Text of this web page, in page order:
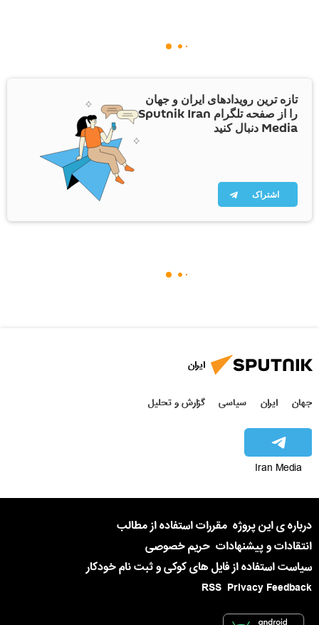
تازه ترین رویدادهای ایران و جهان
را از صفحه تلگرام Sputnik Iran
Media دنبال کنید
اشتراک
ایران
جهان ایران سیاسی گزارش و تحلیل
Iran Media
درباره ی این پروژه مقررات استفاده از مطالب
انتقادات و پیشنهادات حریم خصوصی
سیاست استفاده از فایل های کوکی و ثبت نام خودکار
Privacy Feedback
RSS